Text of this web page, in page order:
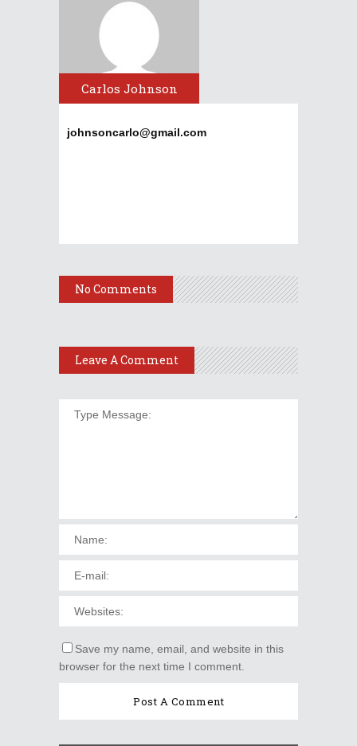
Carlos Johnson
johnsoncarlo@gmail.com
No Comments
Leave A Comment
Save my name, email, and website in this
browser for the next time I comment.